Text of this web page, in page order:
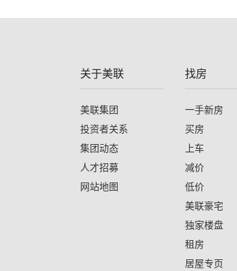
关于美联
美联集团
投资者关系
集团动态
人才招募
网站地图
找房
一手新房
买房
上车
减价
低价
美联豪宅
独家楼盘
租房
居屋专页